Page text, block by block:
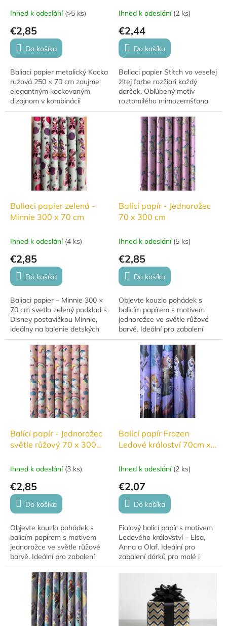
Ihned k odeslání (>5 ks)
€2,85
Do košíka
Baliaci papier metalický Kocka
ružová 250 × 70 cm zaujme
elegantným kockovaným
dizajnom v kombinácii
svetloružovej a tmavoružovej
farby a dodá každému
darčeku luxusný vzhľad.
Ihned k odeslání (2 ks)
€2,44
Do košíka
Baliaci papier Stitch vo veselej
žltej farbe rozžiari každý
darček. Obľúbený motív
roztomilého mimozemšťana
Stitch poteší deti aj dospelých
a premení balenie darčekov
na ešte...
Baliaci papier zelená -
Minnie 300 x 70 cm
Ihned k odeslání (4 ks)
€2,85
Do košíka
Baliaci papier – Minnie 300 ×
70 cm svetlo zelený podklad s
Disney postavičkou Minnie,
ideálny na balenie detských
darčekov.
Balící papír - Jednorožec
70 x 300 cm
Ihned k odeslání (5 ks)
€2,85
Do košíka
Objevte kouzlo pohádek s
balicím papírem s motivem
jednorožce ve světle růžové
barvě. Ideální pro zabalení
dárků, které potěší každou
malou princeznu. Rozměry: 70
x 300 cm.
Balící papír - Jednorožec
světle růžový 70 x 300
Ihned k odeslání (3 ks)
€2,85
Do košíka
Objevte kouzlo pohádek s
balicím papírem s motivem
jednorožce ve světle růžové
barvě. Ideální pro zabalení
dárků, které potěší každou
malou princeznu. Rozměry: 70
x 300 cm.
Balící papír Frozen
Ledové králoství 70cm x
Ihned k odeslání (2 ks)
€2,07
Do košíka
Fialový balicí papír s motivem
Ledového království – Elsa,
Anna a Olaf. Ideální pro
zabalení dárků pro malé i
velké fanoušky. Krásný design,